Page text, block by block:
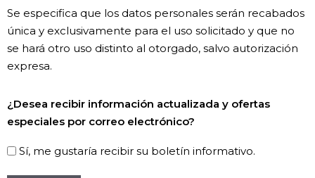
Se especifica que los datos personales serán recabados
única y exclusivamente para el uso solicitado y que no
se hará otro uso distinto al otorgado, salvo autorización
expresa.
¿Desea recibir información actualizada y ofertas
especiales por correo electrónico?
Sí, me gustaría recibir su boletín informativo.